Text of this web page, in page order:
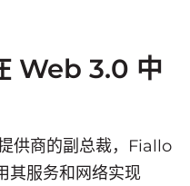
Web 3.0 中
供商的副总裁，Fiallo
其服务和网络实现